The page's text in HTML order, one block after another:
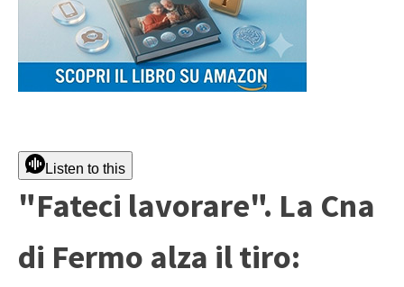
Listen to this
"Fateci lavorare". La Cna
di Fermo alza il tiro: